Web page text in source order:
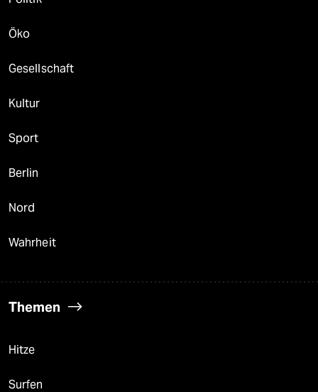
Öko
Gesellschaft
Kultur
Sport
Berlin
Nord
Wahrheit
Themen
Hitze
Surfen